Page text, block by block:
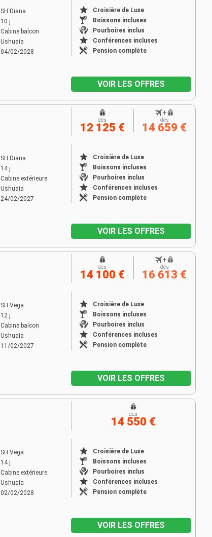
SH Diana
10 j
Cabine balcon
Ushuaia
04/02/2028
Croisière de Luxe
Boissons incluses
Pourboires inclus
Conférences incluses
Pension complète
VOIR LES OFFRES
SH Diana
14 j
Cabine extérieure
Ushuaia
24/02/2027
Croisière de Luxe
Boissons incluses
Pourboires inclus
Conférences incluses
Pension complète
dès
12 125 €
+
dès
14 659 €
VOIR LES OFFRES
SH Vega
12 j
Cabine balcon
Ushuaia
11/02/2027
Croisière de Luxe
Boissons incluses
Pourboires inclus
Conférences incluses
Pension complète
dès
14 100 €
+
dès
16 613 €
VOIR LES OFFRES
SH Vega
14 j
Cabine extérieure
Ushuaia
02/02/2028
Croisière de Luxe
Boissons incluses
Pourboires inclus
Conférences incluses
Pension complète
dès
14 550 €
VOIR LES OFFRES